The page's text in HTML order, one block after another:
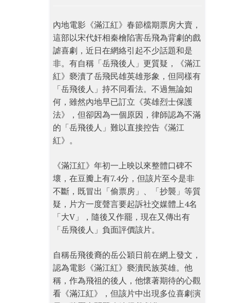
內地電影《滿江紅》春節檔期票房大賣，
這部以宋代奸相秦檜陷害岳飛為背劇的戲
謔喜劇，近日在網絡引起不少話題和是
非。有自稱「岳飛後人」更質疑，《滿江
紅》褻瀆了岳飛民雄英雄形象，但同樣有
「岳飛後人」持不同看法。不過無論如
何，雖然內地早已訂立《英雄烈士保護
法》，但卻因為一個原因，律師認為不滿
的「岳飛後人」難以直接控告《滿江
紅》。
《滿江紅》年初一上映以來整體口碑不
壞，在豆瓣上有7.4分，但該片至今是非
不斷，既冒出「偷票房」、「抄襲」等質
疑，片方一度聲言要起訴社交媒體上4名
「大V」，隨後又作罷，現在又傳出有
「岳飛後人」負面評價該片。
自稱岳飛後裔的岳公穎日前在網上發文，
認為電影《滿江紅》褻瀆民族英雄。他
稱，作為飛祖的後人，他懷著期待的心觀
看《滿江紅》，但該片中出現多位喜劇演